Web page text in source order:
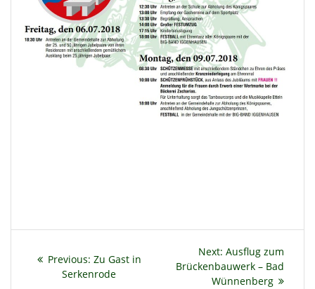
Beitragsnavigation
Previous: Previous
post:
Zu Gast in
Serkenrode
Next: Next
post:
Ausflug zum
Brückenbauwerk – Bad
Wünnenberg